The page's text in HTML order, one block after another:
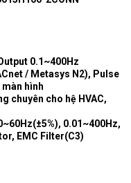
0.1~400Hz
/ Metasys N2), Pulse
hình
chuyên cho hệ HVAC,
0.01~400Hz,
EMC Filter(C3)